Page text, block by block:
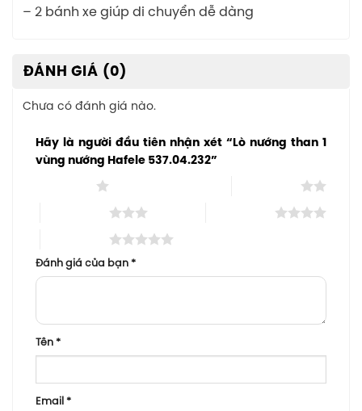
– 2 bánh xe giúp di chuyển dễ dàng
ĐÁNH GIÁ (0)
Chưa có đánh giá nào.
Hãy là người đầu tiên nhận xét “Lò nướng than 1
vùng nướng Hafele 537.04.232”
Đánh giá của bạn *
Tên *
Email *